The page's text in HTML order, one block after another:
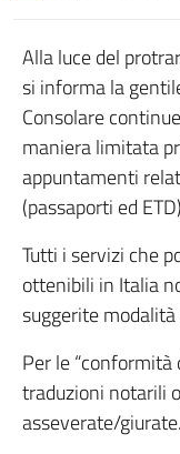
Alla luce del
si informa la
Consolare
maniera limitata
appuntamenti
(passaporti ed
Tutti i servizi che
ottenibili in Italia
suggerite
Per le
traduzioni notarili
asseverate/giurate.